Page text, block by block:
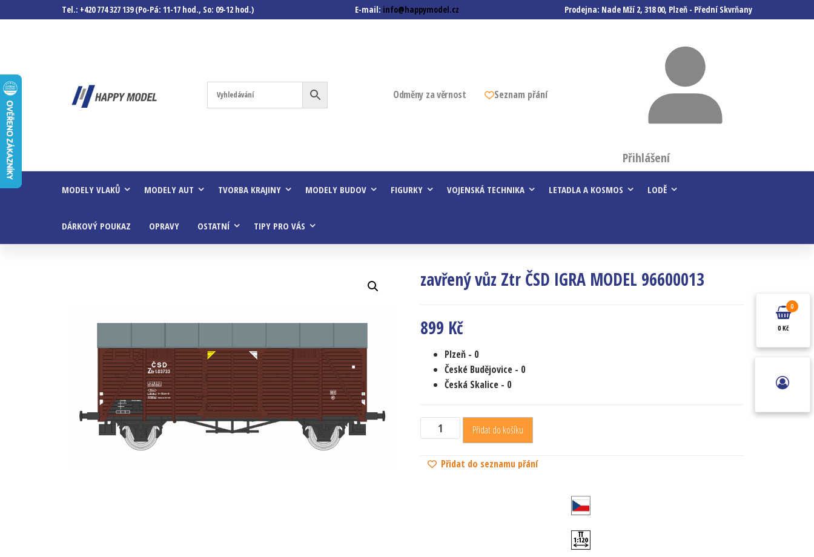
Tel.: +420 774 327 139 (Po-Pá: 11-17 hod., So: 09-12 hod.) E-mail: info@happymodel.cz Prodejna: Nade Mží 2, 318 00, Plzeň - Přední Skvrňany
Happymodel.cz
modelová
Odměny za věrnost Seznam přání
Přihlášení
MODELY VLAKŮ MODELY AUT TVORBA KRAJINY MODELY BUDOV FIGURKY VOJENSKÁ TECHNIKA LETADLA A KOSMOS LODĚ
DÁRKOVÝ POUKAZ OPRAVY OSTATNÍ TIPY PRO VÁS
zavřený vůz Ztr ČSD IGRA MODEL 96600013
899 Kč
Plzeň - 0
České Budějovice - 0
Česká Skalice - 0
Přidat do košíku
Přidat do seznamu přání
0
0 Kč